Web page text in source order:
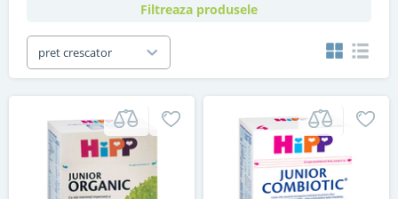
Filtreaza produsele
pret crescator